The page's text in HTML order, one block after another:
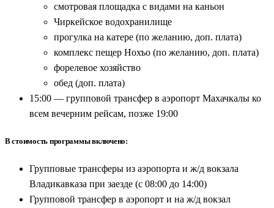
смотровая площадка с видами на каньон
Чиркейское водохранилище
прогулка на катере (по желанию, доп. плата)
комплекс пещер Нохъо (по желанию, доп. плата)
форелевое хозяйство
обед (доп. плата)
15:00 — групповой трансфер в аэропорт Махачкалы ко
всем вечерним рейсам, позже 19:00
В стоимость программы включено:
Групповые трансферы из аэропорта и ж/д вокзала
Владикавказа при заезде (с 08:00 до 14:00)
Групповой трансфер в аэропорт и на ж/д вокзал